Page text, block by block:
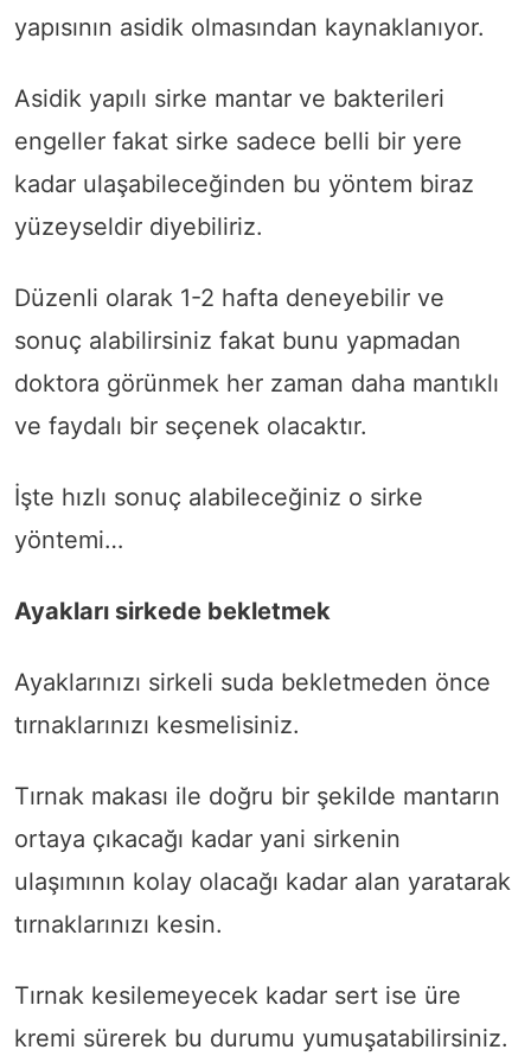
yapısının asidik olmasından kaynaklanıyor.
Asidik yapılı sirke mantar ve bakterileri
engeller fakat sirke sadece belli bir yere
kadar ulaşabileceğinden bu yöntem biraz
yüzeyseldir diyebiliriz.
Düzenli olarak 1-2 hafta deneyebilir ve
sonuç alabilirsiniz fakat bunu yapmadan
doktora görünmek her zaman daha mantıklı
ve faydalı bir seçenek olacaktır.
İşte hızlı sonuç alabileceğiniz o sirke
yöntemi…
Ayakları sirkede bekletmek
Ayaklarınızı sirkeli suda bekletmeden önce
tırnaklarınızı kesmelisiniz.
Tırnak makası ile doğru bir şekilde mantarın
ortaya çıkacağı kadar yani sirkenin
ulaşımının kolay olacağı kadar alan yaratarak
tırnaklarınızı kesin.
Tırnak kesilemeyecek kadar sert ise üre
kremi sürerek bu durumu yumuşatabilirsiniz.